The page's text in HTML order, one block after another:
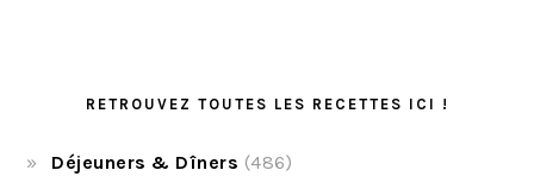
RETROUVEZ TOUTES LES RECETTES ICI !
Déjeuners & Dîners (486)